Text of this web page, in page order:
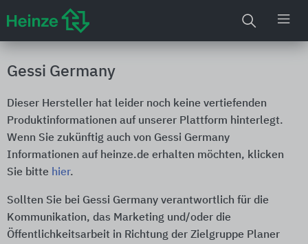
Gessi Germany
Dieser Hersteller hat leider noch keine vertiefenden
Produktinformationen auf unserer Plattform hinterlegt.
Wenn Sie zukünftig auch von Gessi Germany
Informationen auf heinze.de erhalten möchten, klicken
Sie bitte hier.
Sollten Sie bei Gessi Germany verantwortlich für die
Kommunikation, das Marketing und/oder die
Öffentlichkeitsarbeit in Richtung der Zielgruppe Planer